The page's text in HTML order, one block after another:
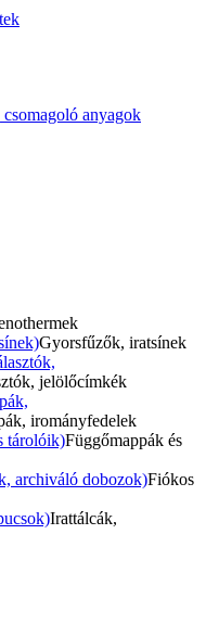
anyagok
Gyorsfűzők, iratsínek
jelölőcímkék
irományfedelek
tárolóik)Függőmappák és
archiváló dobozok)Fiókos
Irattálcák,